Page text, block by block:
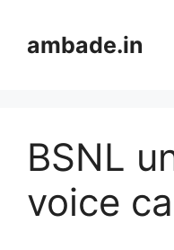
contentambade.in
BSNL
voice